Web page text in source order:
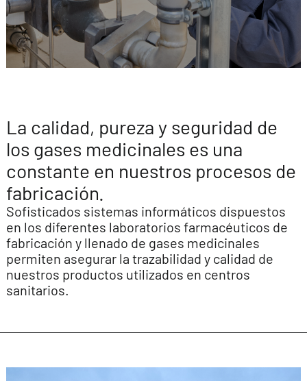
La calidad, pureza y seguridad de
los gases medicinales es una
constante en nuestros procesos de
fabricación.
Sofisticados sistemas informáticos dispuestos
en los diferentes laboratorios farmacéuticos de
fabricación y llenado de gases medicinales
permiten asegurar la trazabilidad y calidad de
nuestros productos utilizados en centros
sanitarios.